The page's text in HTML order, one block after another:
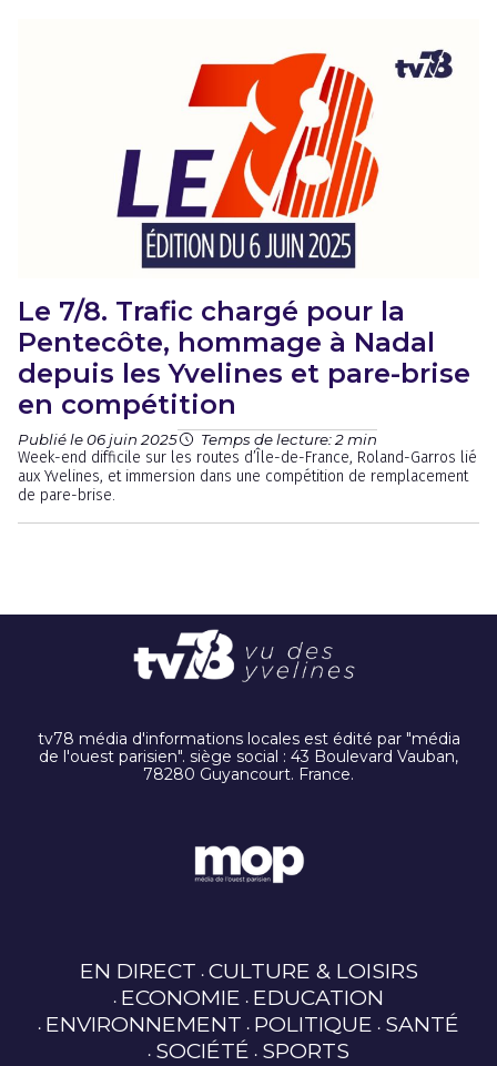
Le 7/8. Trafic chargé pour la
Pentecôte, hommage à Nadal
depuis les Yvelines et pare-brise
en compétition
Publié le 06 juin 2025 Temps de lecture: 2 min
Week-end difficile sur les routes d’Île-de-France, Roland-Garros lié
aux Yvelines, et immersion dans une compétition de remplacement
de pare-brise.
tv78 média d'informations locales est édité par "média
de l'ouest parisien". siège social : 43 Boulevard Vauban,
78280 Guyancourt. France.
EN DIRECT CULTURE & LOISIRS
ECONOMIE EDUCATION
ENVIRONNEMENT POLITIQUE SANTÉ
SOCIÉTÉ SPORTS